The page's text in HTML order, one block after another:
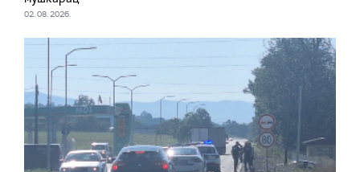
02. 08. 2026.